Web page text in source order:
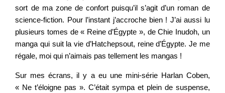
sort de ma zone de confort puisqu’il s’agit d’un roman de
science-fiction. Pour l’instant j’accroche bien ! J’ai aussi lu
plusieurs tomes de « Reine d’Égypte », de Chie Inudoh, un
manga qui suit la vie d’Hatchepsout, reine d’Égypte. Je me
régale, moi qui n’aimais pas tellement les mangas !
Sur mes écrans, il y a eu une mini-série Harlan Coben,
« Ne t’éloigne pas ». C’était sympa et plein de suspense,